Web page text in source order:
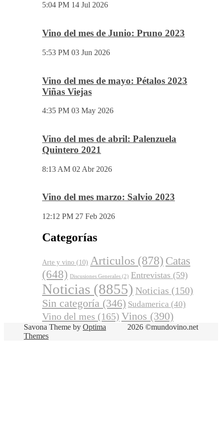
5:04 PM 14 Jul 2026
Vino del mes de Junio: Pruno 2023
5:53 PM 03 Jun 2026
Vino del mes de mayo: Pétalos 2023
Viñas Viejas
4:35 PM 03 May 2026
Vino del mes de abril: Palenzuela
Quintero 2021
8:13 AM 02 Abr 2026
Vino del mes marzo: Salvio 2023
12:12 PM 27 Feb 2026
Categorías
Arte y vino (10) Articulos (878) Catas
(648) Discusiones Generales (2) Entrevistas (59)
Noticias (8855) Noticias (150)
Sin categoría (346) Sudamerica (40)
Vino del mes (165) Vinos (390)
2026 ©mundovino.net
Savona Theme by Optima
Themes